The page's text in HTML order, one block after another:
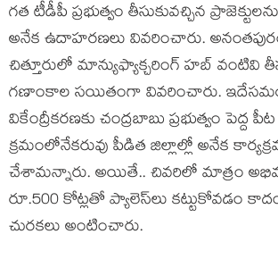
గ‌త టీడీపీ ప్ర‌భుత్వం తీసుకువ‌చ్చిన
అనేక ఉదాహ‌ర‌ణ‌లు వివ‌రించారు.
చిత్తూరులో మాన్యుఫ్యాక్చ‌రింగ్ హ‌బ్ వంటివి
గ‌ణాంకాల స‌యితంగా వివ‌రించారు.
వికేంద్రీక‌ర‌ణ‌కు చంద్ర‌బాబు ప్ర‌భుత్వం పెద్ద
క్ర‌మంలోనేక‌రువు పీడిత జిల్లాల్లో అనేక
చేశామ‌న్నారు. అయితే.. చివ‌రిలో మాత్రం
రూ.500 కోట్ల‌తో ప్యాలెస్‌లు క‌ట్టుకోవ‌డం
చుర‌క‌లు అంటించారు.